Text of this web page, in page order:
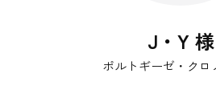
J・Y 様
ポルトギーゼ・クロ